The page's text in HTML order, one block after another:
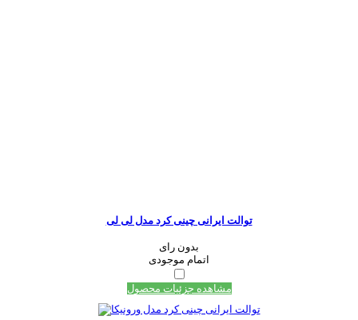
توالت ایرانی چینی کرد مدل لی لی
بدون رای
اتمام موجودی
مشاهده جزئیات محصول